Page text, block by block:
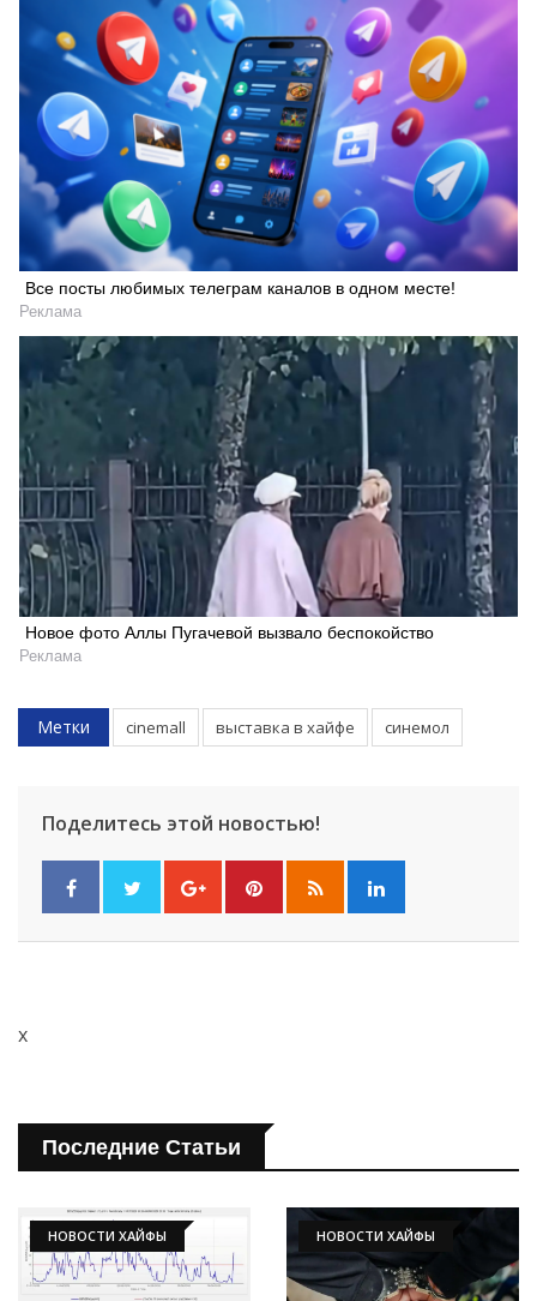
Все посты любимых телеграм каналов в одном месте!
Реклама
Новое фото Аллы Пугачевой вызвало беспокойство
Реклама
Метки cinemall выставка в хайфе синемол
Поделитесь этой новостью!
x
Последние Статьи
НОВОСТИ ХАЙФЫ НОВОСТИ ХАЙФЫ